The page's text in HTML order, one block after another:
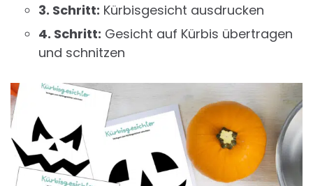
3. Schritt: Kürbisgesicht ausdrucken
4. Schritt: Gesicht auf Kürbis übertragen
und schnitzen